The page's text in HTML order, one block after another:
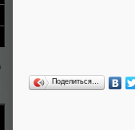
Поделиться…